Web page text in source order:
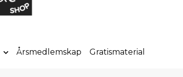
Årsmedlemskap Gratismaterial